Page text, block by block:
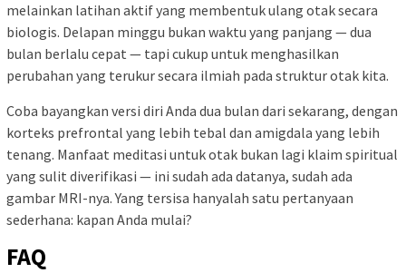
melainkan latihan aktif yang membentuk ulang otak secara
biologis. Delapan minggu bukan waktu yang panjang — dua
bulan berlalu cepat — tapi cukup untuk menghasilkan
perubahan yang terukur secara ilmiah pada struktur otak kita.
Coba bayangkan versi diri Anda dua bulan dari sekarang, dengan
korteks prefrontal yang lebih tebal dan amigdala yang lebih
tenang. Manfaat meditasi untuk otak bukan lagi klaim spiritual
yang sulit diverifikasi — ini sudah ada datanya, sudah ada
gambar MRI-nya. Yang tersisa hanyalah satu pertanyaan
sederhana: kapan Anda mulai?
FAQ